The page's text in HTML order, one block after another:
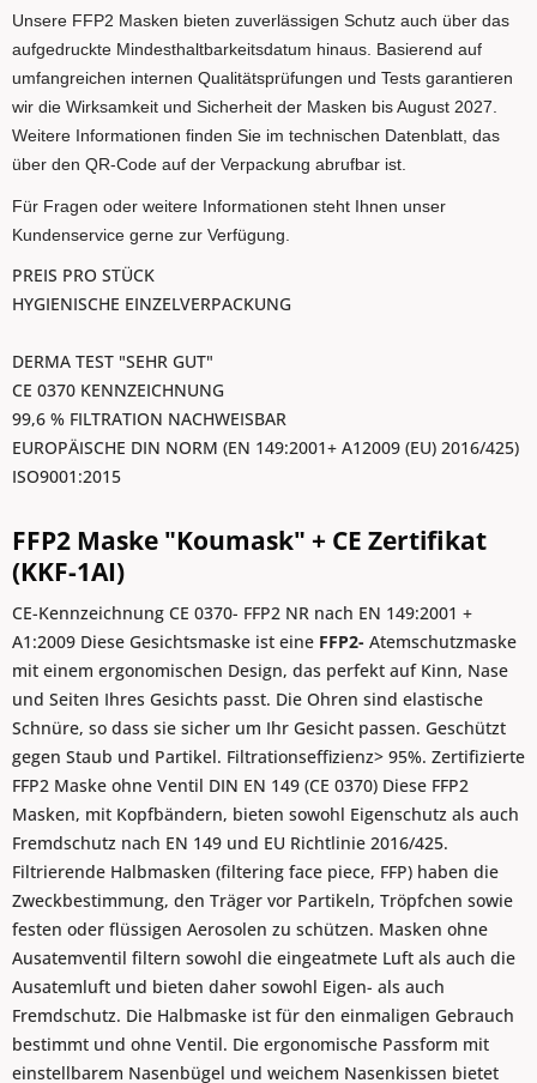
Unsere FFP2 Masken bieten zuverlässigen Schutz auch über das
aufgedruckte Mindesthaltbarkeitsdatum hinaus. Basierend auf
umfangreichen internen Qualitätsprüfungen und Tests garantieren
wir die Wirksamkeit und Sicherheit der Masken bis August 2027.
Weitere Informationen finden Sie im technischen Datenblatt, das
über den QR-Code auf der Verpackung abrufbar ist.
Für Fragen oder weitere Informationen steht Ihnen unser
Kundenservice gerne zur Verfügung.
PREIS PRO STÜCK
HYGIENISCHE EINZELVERPACKUNG
DERMA TEST "SEHR GUT"
CE 0370 KENNZEICHNUNG
99,6 % FILTRATION NACHWEISBAR
EUROPÄISCHE DIN NORM (EN 149:2001+ A12009 (EU) 2016/425)
ISO9001:2015
FFP2 Maske "Koumask" + CE Zertifikat
(KKF-1AI)
CE-Kennzeichnung CE 0370- FFP2 NR nach EN 149:2001 +
A1:2009 Diese Gesichtsmaske ist eine FFP2- Atemschutzmaske
mit einem ergonomischen Design, das perfekt auf Kinn, Nase
und Seiten Ihres Gesichts passt. Die Ohren sind elastische
Schnüre, so dass sie sicher um Ihr Gesicht passen. Geschützt
gegen Staub und Partikel. Filtrationseffizienz> 95%. Zertifizierte
FFP2 Maske ohne Ventil DIN EN 149 (CE 0370) Diese FFP2
Masken, mit Kopfbändern, bieten sowohl Eigenschutz als auch
Fremdschutz nach EN 149 und EU Richtlinie 2016/425.
Filtrierende Halbmasken (filtering face piece, FFP) haben die
Zweckbestimmung, den Träger vor Partikeln, Tröpfchen sowie
festen oder flüssigen Aerosolen zu schützen. Masken ohne
Ausatemventil filtern sowohl die eingeatmete Luft als auch die
Ausatemluft und bieten daher sowohl Eigen- als auch
Fremdschutz. Die Halbmaske ist für den einmaligen Gebrauch
bestimmt und ohne Ventil. Die ergonomische Passform mit
einstellbarem Nasenbügel und weichem Nasenkissen bietet